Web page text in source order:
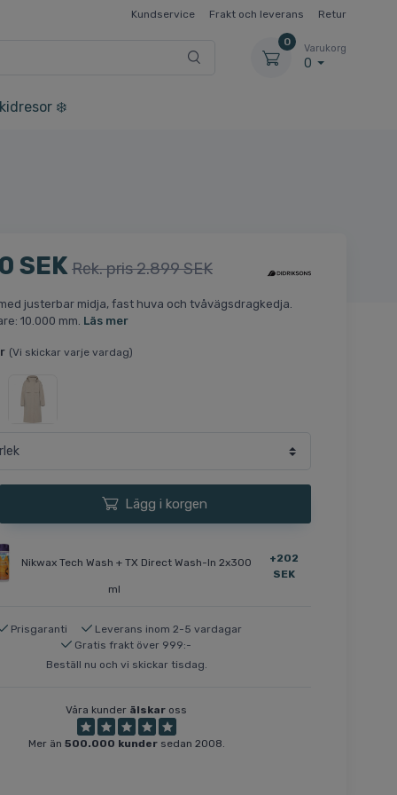
Kundservice Frakt och leverans Retur
0
Varukorg
0
❄️
SEK Rek. pris 2.899 SEK
justerbar midja, fast huva och tvåvägsdragkedja.
10.000 mm. Läs mer
(Vi skickar varje vardag)
Lägg i korgen
Nikwax Tech Wash + TX Direct Wash-In 2x300
ml
+202
SEK
Prisgaranti
Leverans inom 2-5 vardagar
Gratis frakt över 999:-
Beställ nu och vi skickar tisdag.
Våra kunder älskar oss
Mer än 500.000 kundersedan 2008.